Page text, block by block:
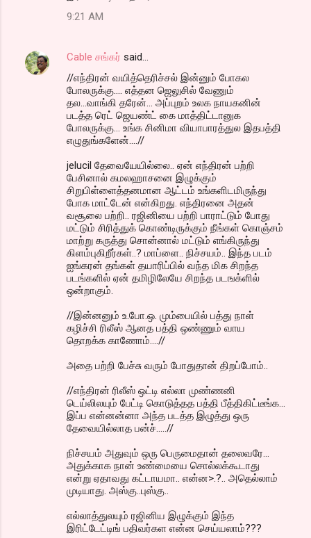
9:21 AM
Cable சங்கர் said…
//எந்திரன் வயித்தெரிச்சல் இன்னும் போகல
போலருக்கு.... எத்தன ஜெலுசில் வேணும்
தல...வாங்கி தரேன்... அப்புறம் உலக நாயகனின்
படத்த ரெட் ஜெயண்ட் கை மாத்திட்டானுக‌
போலருக்கு... உங்க சினிமா வியாபாரத்துல இதபத்தி
எழுதுங்களேன்....//
jelucil தேவையேயில்லை.. ஏன் எந்திரன் பற்றி
பேசினால் கமலஹாசனை இழுக்கும்
சிறுபிள்ளைத்தனமான ஆட்டம் உங்களிடமிருந்து
போக மாட்டேன் என்கிறது. எந்திரனை அதன்
வசூலை பற்றி.. ரஜினியை பற்றி பாராட்டும் போது
மட்டும் சிரித்துக் கொண்டிருக்கும் நீங்கள் கொஞ்சம்
மாற்று கருத்து சொன்னால் மட்டும் எங்கிருந்து
கிளம்புகிறீர்கள்..? மாப்ளை.. நிச்சயம்.. இந்த படம்
ஐங்கரன் தங்கள் தயாரிப்பில் வந்த மிக சிறந்த
படங்களில் ஏன் தமிழிலேயே சிறந்த படஙக்ளில்
ஒன்றாகும்.
//இன்னனும் உ.போ.ஒ. மும்பையில் பத்து நாள்
கழிச்சி ரிலீஸ் ஆனத பத்தி ஒண்ணும் வாய
தொறக்க காணோம்....//
அதை பற்றி பேச்சு வரும் போதுதான் திறப்போம்..
//எந்திரன் ரிலீஸ் ஒட்டி எல்லா முண்ணனி
டெய்லிலயும் பேட்டி கொடுத்தத பத்தி பீத்திகிட்டீங்க...
இப்ப என்னன்னா அந்த படத்த இழுத்து ஒரு
தேவையில்லாத பன்ச்.....//
நிச்சயம் அதுவும் ஒரு பெருமைதான் தலைவரே...
அதுக்காக நான் உண்மையை சொல்லக்கூடாது
என்று ஏதாவது கட்டாயமா.. என்ன>.?.. அதெல்லாம்
முடியாது. அஸ்கு..புஸ்கு..
எல்லாத்துலயும் ரஜினிய இழுக்கும் இந்த
இரிட்டேட்டிங் பதிவர்கள என்ன செய்யலாம்???